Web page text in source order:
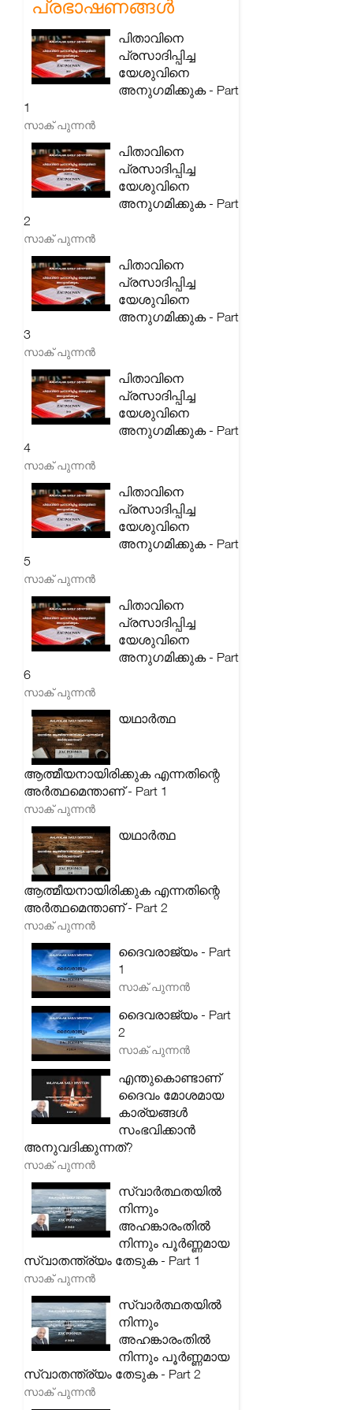
പ്രഭാഷണങ്ങൾ
പിതാവിനെ
പ്രസാദിപ്പിച്ച
യേശുവിനെ
അനുഗമിക്കുക - Part
1
സാക് പുന്നൻ
പിതാവിനെ
പ്രസാദിപ്പിച്ച
യേശുവിനെ
അനുഗമിക്കുക - Part
2
സാക് പുന്നൻ
പിതാവിനെ
പ്രസാദിപ്പിച്ച
യേശുവിനെ
അനുഗമിക്കുക - Part
3
സാക് പുന്നൻ
പിതാവിനെ
പ്രസാദിപ്പിച്ച
യേശുവിനെ
അനുഗമിക്കുക - Part
4
സാക് പുന്നൻ
പിതാവിനെ
പ്രസാദിപ്പിച്ച
യേശുവിനെ
അനുഗമിക്കുക - Part
5
സാക് പുന്നൻ
പിതാവിനെ
പ്രസാദിപ്പിച്ച
യേശുവിനെ
അനുഗമിക്കുക - Part
6
സാക് പുന്നൻ
യഥാർത്ഥ
ആത്മീയനായിരിക്കുക എന്നതിന്റെ
അർത്ഥമെന്താണ് - Part 1
സാക് പുന്നൻ
യഥാർത്ഥ
ആത്മീയനായിരിക്കുക എന്നതിന്റെ
അർത്ഥമെന്താണ് - Part 2
സാക് പുന്നൻ
ദൈവരാജ്യം - Part
1
സാക് പുന്നൻ
ദൈവരാജ്യം - Part
2
സാക് പുന്നൻ
എന്തുകൊണ്ടാണ്
ദൈവം മോശമായ
കാര്യങ്ങൾ
സംഭവിക്കാൻ
അനുവദിക്കുന്നത്?
സാക് പുന്നൻ
സ്വാർത്ഥതയിൽ
നിന്നും
അഹങ്കാരംതിൽ
നിന്നും പൂർണ്ണമായ
സ്വാതന്ത്ര്യം തേടുക - Part 1
സാക് പുന്നൻ
സ്വാർത്ഥതയിൽ
നിന്നും
അഹങ്കാരംതിൽ
നിന്നും പൂർണ്ണമായ
സ്വാതന്ത്ര്യം തേടുക - Part 2
സാക് പുന്നൻ